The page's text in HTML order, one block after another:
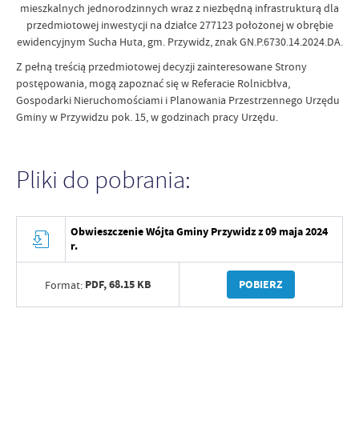
mieszkalnych jednorodzinnych wraz z niezbędną infrastrukturą dla
przedmiotowej inwestycji na działce 277123 położonej w obrębie
ewidencyjnym Sucha Huta, gm. Przywidz, znak GN.P.6730.14.2024.DA.
Z pełną treścią przedmiotowej decyzji zainteresowane Strony
postępowania, mogą zapoznać się w Referacie Rolnicbłva,
Gospodarki Nieruchomościami i Planowania Przestrzennego Urzędu
Gminy w Przywidzu pok. 15, w godzinach pracy Urzędu.
Pliki do pobrania:
Obwieszczenie Wójta Gminy Przywidz z 09 maja 2024
r.
Format: PDF,68.15 KB POBIERZ